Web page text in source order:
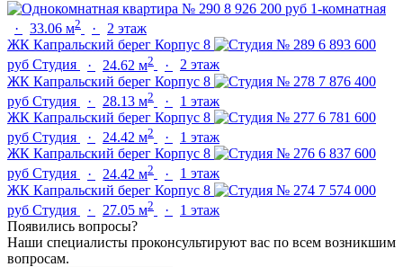
8 926 200 руб 1-комнатная
·
33.06 м2 ·
2 этаж
ЖК Капральский берег Корпус 8
6 893 600
руб Студия · 24.62 м2 ·
2 этаж
ЖК Капральский берег Корпус 8
7 876 400
руб Студия · 28.13 м2 ·
1 этаж
ЖК Капральский берег Корпус 8
6 781 600
руб Студия · 24.42 м2 ·
1 этаж
ЖК Капральский берег Корпус 8
6 837 600
руб Студия · 24.42 м2 ·
1 этаж
ЖК Капральский берег Корпус 8
7 574 000
руб Студия · 27.05 м2 ·
1 этаж
Появились вопросы?
Наши специалисты проконсультируют вас по всем возникшим
вопросам.